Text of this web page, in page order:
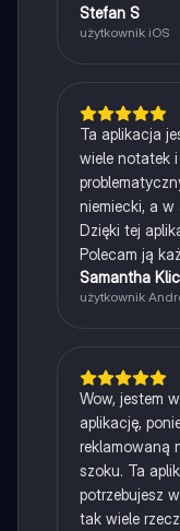
Stefan S
użytkownik iOS
Ta aplikacja
wiele notatek
niemiecki, a
Dzięki tej
Polecam ją
Samantha
użytkownik
Wow, jestem
aplikację,
reklamowaną
szoku. Ta
potrzebujesz
tak wiele